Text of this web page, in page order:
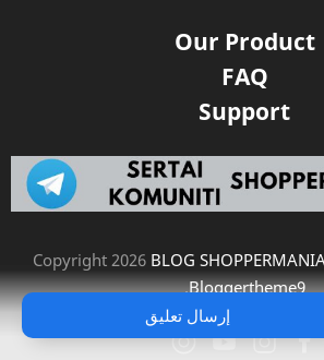
إرسال تعليق
Our Product
FAQ
Support
2026 BLOG
Bloggertheme9
.